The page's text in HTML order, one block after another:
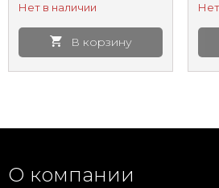
пластиковый
Нет в наличии
В корзину
О компании